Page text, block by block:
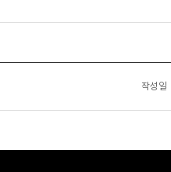
작성일